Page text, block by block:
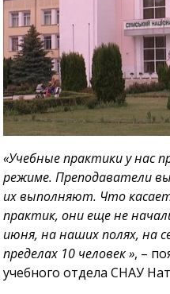
«Учебные практики у нас
режиме. Преподаватели
их выполняют. Что
практик, они еще не
июня, на наших полях, на
пределах 10 человек », –
учебного отдела СНАУ